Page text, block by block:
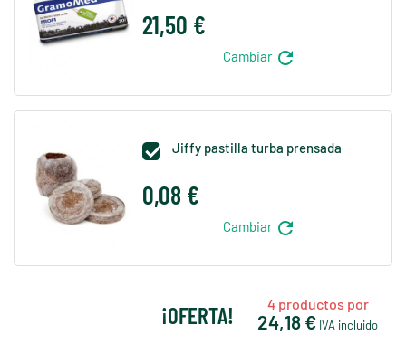
21,50 €
Cambiar refresh
 Jiffy pastilla turba prensada
0,08 €
Cambiar refresh
¡OFERTA! 4productos por
24,18 € IVA incluido